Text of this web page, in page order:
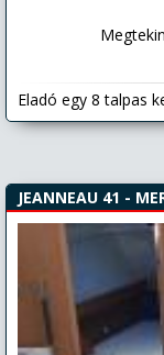
Eladó egy 8 talpas
JEANNEAU 41 -